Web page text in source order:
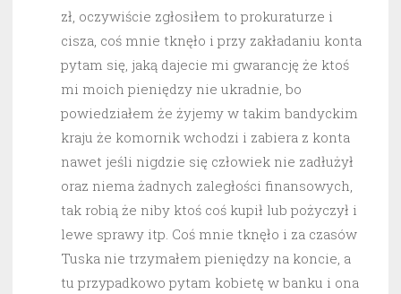
zł, oczywiście zgłosiłem to prokuraturze i
cisza, coś mnie tknęło i przy zakładaniu konta
pytam się, jaką dajecie mi gwarancję że ktoś
mi moich pieniędzy nie ukradnie, bo
powiedziałem że żyjemy w takim bandyckim
kraju że komornik wchodzi i zabiera z konta
nawet jeśli nigdzie się człowiek nie zadłużył
oraz niema żadnych zaległości finansowych,
tak robią że niby ktoś coś kupił lub pożyczył i
lewe sprawy itp. Coś mnie tknęło i za czasów
Tuska nie trzymałem pieniędzy na koncie, a
tu przypadkowo pytam kobietę w banku i ona